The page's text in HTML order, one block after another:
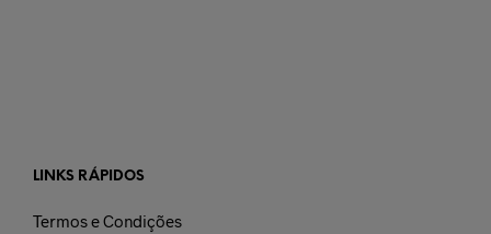
LINKS RÁPIDOS
Termos e Condições